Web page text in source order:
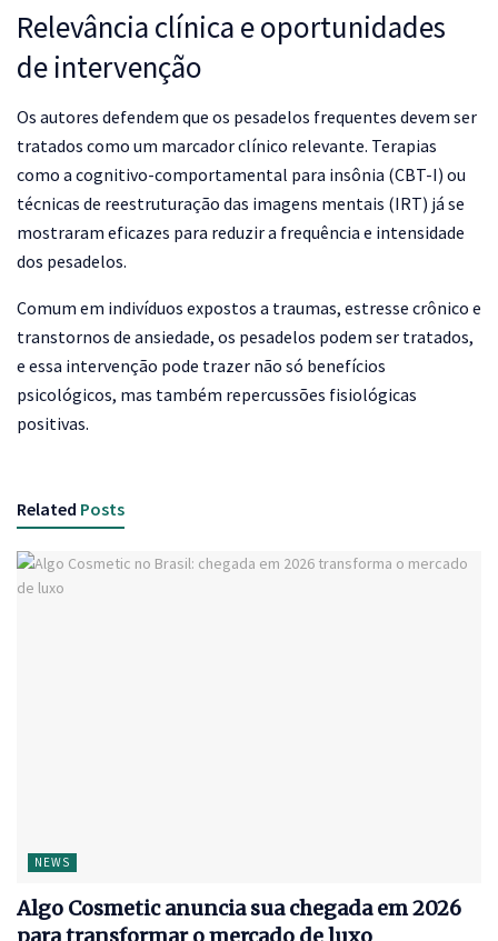
Relevância clínica e oportunidades
de intervenção
Os autores defendem que os pesadelos frequentes devem ser
tratados como um marcador clínico relevante. Terapias
como a cognitivo-comportamental para insônia (CBT-I) ou
técnicas de reestruturação das imagens mentais (IRT) já se
mostraram eficazes para reduzir a frequência e intensidade
dos pesadelos.
Comum em indivíduos expostos a traumas, estresse crônico e
transtornos de ansiedade, os pesadelos podem ser tratados,
e essa intervenção pode trazer não só benefícios
psicológicos, mas também repercussões fisiológicas
positivas.
Related Posts
NEWS
Algo Cosmetic anuncia sua chegada em 2026
para transformar o mercado de luxo